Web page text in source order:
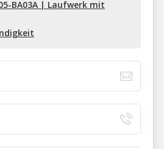
BA03A | Laufwerk mit